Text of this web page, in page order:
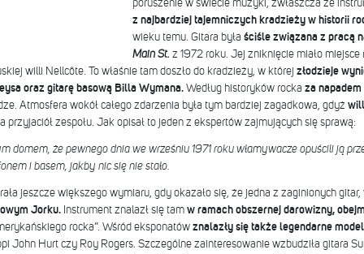
poruszenie w świecie muzyki, zwłaszcza że
z najbardziej tajemniczych kradzieży w historii
wieku temu. Gitara była ściśle związana z pracą
Main St. z 1972 roku. Jej zniknięcie miało miejsce
willi Nellcôte. To właśnie tam doszło do kradzieży, w której złodzieje
oraz gitarę basową Billa Wymana.Według historyków rocka za
Atmosfera wokół całego zdarzenia była tym bardziej zagadkowa, gdyż
przyjaciół zespołu. Jak opisał to jeden z ekspertów zajmujących się sprawą:
domem, że pewnego dnia we wrześniu 1971 roku włamywacze opuścili ją
i basem, jakby nic się nie stało.
jeszcze większego wymiaru, gdy okazało się, że jedna z zaginionych
Jorku. Instrument znalazł się tam w ramach obszernej darowizny,
rocka”. Wśród eksponatów znalazły się także legendarne
John Hurt czy Roy Rogers. Szczególne zainteresowanie wzbudziła gitara